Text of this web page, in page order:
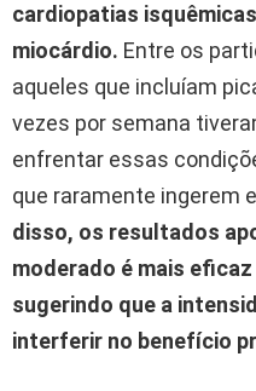
cardiopatias
miocárdio. Entre os
aqueles que incluíam
vezes por semana
enfrentar essas
que raramente ingerem
disso, os resultados
moderado é mais
sugerindo que a
interferir no benefício